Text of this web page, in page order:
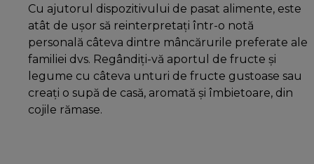
Cu ajutorul dispozitivului de pasat alimente, este
atât de ușor să reinterpretați într-o notă
personală câteva dintre mâncărurile preferate ale
familiei dvs. Regândiți-vă aportul de fructe și
legume cu câteva unturi de fructe gustoase sau
creați o supă de casă, aromată și îmbietoare, din
cojile rămase.